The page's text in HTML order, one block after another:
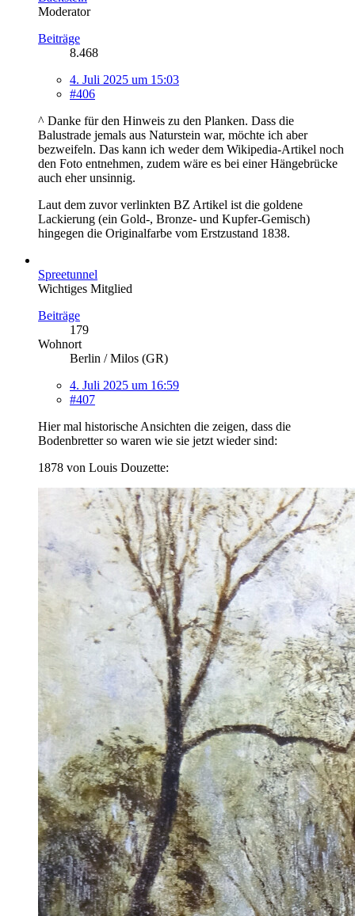
Moderator
Beiträge
8.468
4. Juli 2025 um 15:03
#406
^ Danke für den Hinweis zu den Planken. Dass die
Balustrade jemals aus Naturstein war, möchte ich aber
bezweifeln. Das kann ich weder dem Wikipedia-Artikel noch
den Foto entnehmen, zudem wäre es bei einer Hängebrücke
auch eher unsinnig.
Laut dem zuvor verlinkten BZ Artikel ist die goldene
Lackierung (ein Gold-, Bronze- und Kupfer-Gemisch)
hingegen die Originalfarbe vom Erstzustand 1838.
Spreetunnel
Wichtiges Mitglied
Beiträge
179
Wohnort
Berlin / Milos (GR)
4. Juli 2025 um 16:59
#407
Hier mal historische Ansichten die zeigen, dass die
Bodenbretter so waren wie sie jetzt wieder sind:
1878 von Louis Douzette: